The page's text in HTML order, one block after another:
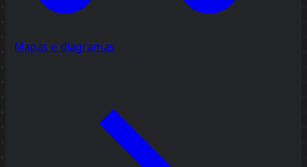
Mapas e diagramas